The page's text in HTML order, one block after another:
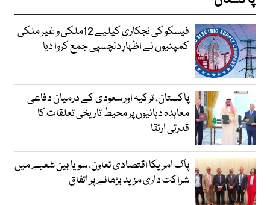
فیسکو کی نجکاری کیلیے 12ملکی و غیر ملکی
کمپنیوں نے اظہارِ دلچسپی جمع کروا دیا
پاکستان، ترکیہ اور سعودی کے درمیان دفاعی
معاہدہ دہائیوں پر محیط تاریخی تعلقات کا
قدرتی ارتقا
پاک امریکا اقتصادی تعاون، سویا بین شعبے میں
شراکت داری مزید بڑھانے پر اتفاق